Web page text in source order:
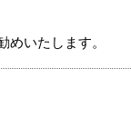
いたします。